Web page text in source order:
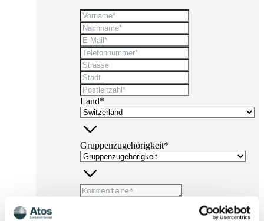
Land*
Gruppenzugehörigkeit*